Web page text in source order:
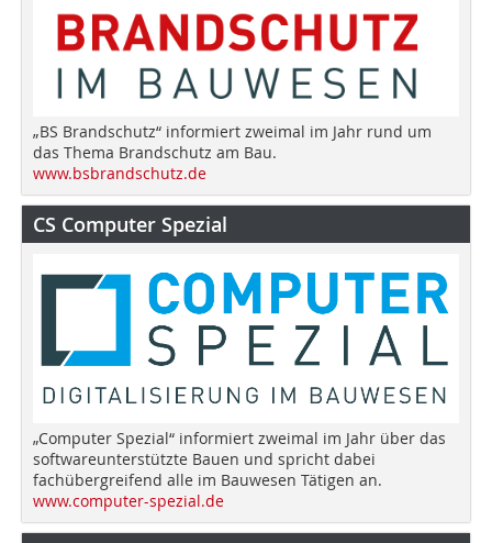
„BS Brandschutz“ informiert zweimal im Jahr rund um
das Thema Brandschutz am Bau.
www.bsbrandschutz.de
CS Computer Spezial
„Computer Spezial“ informiert zweimal im Jahr über das
softwareunterstützte Bauen und spricht dabei
fachübergreifend alle im Bauwesen Tätigen an.
www.computer-spezial.de